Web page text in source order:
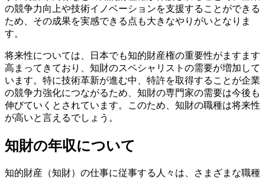
の競争力向上や技術イノベーションを支援することができる
ため、その成果を実感できる点も大きなやりがいとなりま
す。
将来性については、日本でも知的財産権の重要性がますます
高まってきており、知財のスペシャリストの需要が増加して
います。特に技術革新が進む中、特許を取得することが企業
の競争力強化につながるため、知財の専門家の需要は今後も
伸びていくとされています。このため、知財の職種は将来性
が高いと言えるでしょう。
知財の年収について
知的財産（知財）の仕事に従事する人々は、さまざまな職種